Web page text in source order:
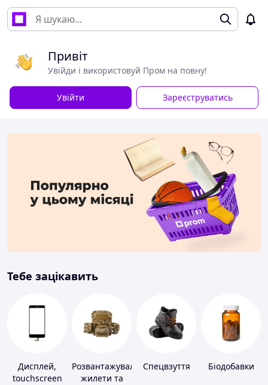
Привіт
Увійди і використовуй Пром на повну!
Увійти Зареєструватись
Тебе зацікавить
Дисплей,
touchscreen
Розвантажувальні
жилети та
Спецвзуття Біодобавки